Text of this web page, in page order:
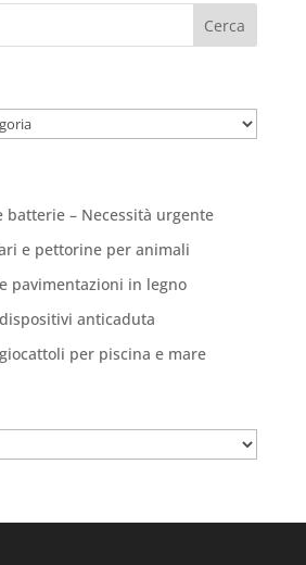
batterie – Necessità urgente
e pettorine per animali
pavimentazioni in legno
anticaduta
per piscina e mare